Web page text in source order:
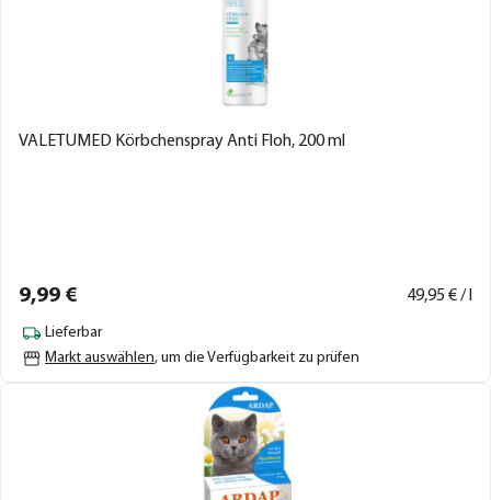
VALETUMED Körbchenspray Anti Floh, 200 ml
9,99 € 49,95€ / l
Lieferbar
Markt auswählen, um die Verfügbarkeit zu prüfen